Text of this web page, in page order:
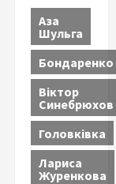
Аза
Шульга
Бондаренко
Віктор
Синебрюхов
Головківка
Лариса
Журенкова